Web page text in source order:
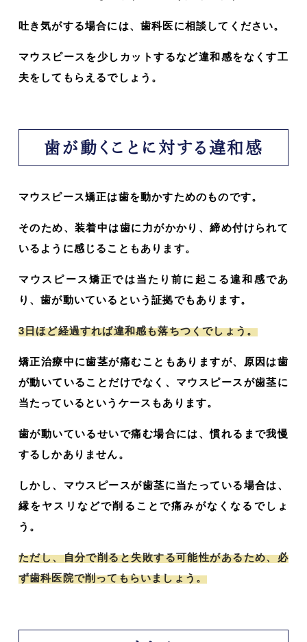
吐き気がする場合には、歯科医に相談してください。
マウスピースを少しカットするなど違和感をなくす工
夫をしてもらえるでしょう。
歯が動くことに対する違和感
マウスピース矯正は歯を動かすためのものです。
そのため、装着中は歯に力がかかり、締め付けられて
いるように感じることもあります。
マウスピース矯正では当たり前に起こる違和感であ
り、歯が動いているという証拠でもあります。
3日ほど経過すれば違和感も落ちつくでしょう。
矯正治療中に歯茎が痛むこともありますが、原因は歯
が動いていることだけでなく、マウスピースが歯茎に
当たっているというケースもあります。
歯が動いているせいで痛む場合には、慣れるまで我慢
するしかありません。
しかし、マウスピースが歯茎に当たっている場合は、
縁をヤスリなどで削ることで痛みがなくなるでしょ
う。
ただし、自分で削ると失敗する可能性があるため、必
ず歯科医院で削ってもらいましょう。